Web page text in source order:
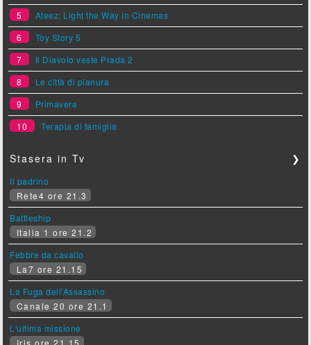
5
Ateez: Light the Way in Cinemas
6
Toy Story 5
7
Il Diavolo veste Prada 2
8
Le città di pianura
9
Primavera
10
Terapia di famiglia
Stasera in Tv ❯
Il padrino
Rete4 ore 21.3
Battleship
Italia 1 ore 21.2
Febbre da cavallo
La7 ore 21.15
La Fuga dell'Assassino
Canale 20 ore 21.1
L'ultima missione